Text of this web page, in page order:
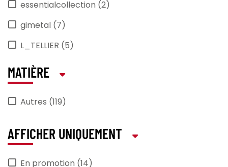
essentialcollection (2)
gimetal (7)
L_TELLIER (5)
LACOR (5)
Medard_de_Noblat (1)
PRESSART (2)
PRO_COOKER (2)
PRO_MUNDI (35)
MATIÈRE
Autres (119)
AFFICHER UNIQUEMENT
En promotion (14)